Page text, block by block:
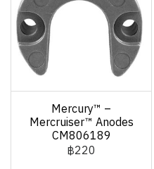
Mercury™ –
Mercruiser™ Anodes
CM806189
฿220